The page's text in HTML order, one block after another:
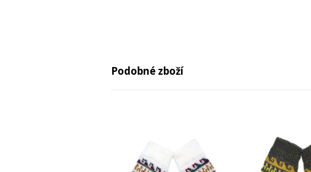
Podobné zboží